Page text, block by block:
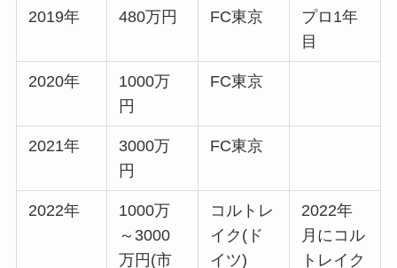
2019年 480万円 FC東京
プロ1年
目
2020年
1000万
円
FC東京
2021年
3000万
円
FC東京
2022年
1000万
～3000
万円(市
コルトレ
イク(ド
イツ)
2022年
月にコル
トレイク